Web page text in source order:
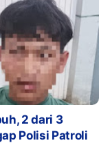
2 dari 3
Polisi Patroli